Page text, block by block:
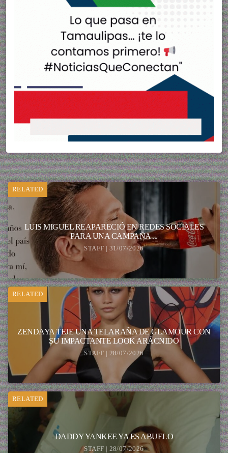
RELATED
LUIS MIGUEL REAPARECIÓ EN REDES SOCIALES
PARA UNA CAMPAÑA ...
STAFF | 31/07/2026
RELATED
ZENDAYA TEJE UNA TELARAÑA DE GLAMOUR CON
SU IMPACTANTE LOOK ARÁCNIDO
STAFF | 28/07/2026
RELATED
DADDY YANKEE YA ES ABUELO
STAFF | 28/07/2026